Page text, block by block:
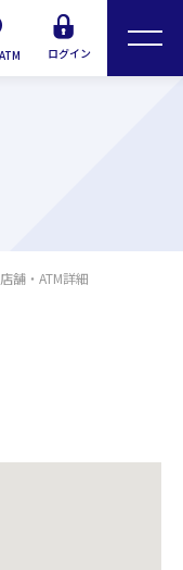
ログイン
店舗・ATM詳細